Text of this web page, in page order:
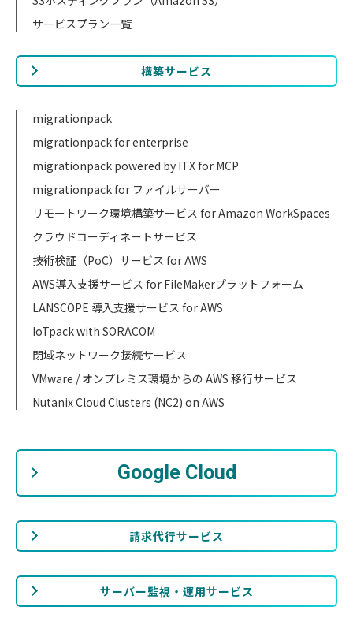
サービスプラン一覧
構築サービス
migrationpack
migrationpack for enterprise
migrationpack powered by ITX for MCP
migrationpack for ファイルサーバー
リモートワーク環境構築サービス for Amazon WorkSpaces
クラウドコーディネートサービス
技術検証（PoC）サービス for AWS
AWS導入支援サービス for FileMakerプラットフォーム
LANSCOPE 導入支援サービス for AWS
IoTpack with SORACOM
閉域ネットワーク接続サービス
VMware / オンプレミス環境からの AWS 移行サービス
Nutanix Cloud Clusters (NC2) on AWS
Google Cloud
請求代行サービス
サーバー監視・運用サービス